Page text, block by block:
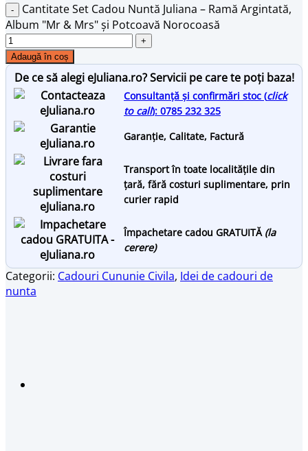
Cantitate Set Cadou Nuntă Juliana – Ramă Argintată,
Album "Mr & Mrs" și Potcoavă Norocoasă
Adaugă în coș
De ce să alegi eJuliana.ro? Servicii pe care te poți baza!
Consultanță și confirmări stoc (click
to call): 0785 232 325
Garanție, Calitate, Factură
Transport în toate localitățile din
țară, fără costuri suplimentare, prin
curier rapid
Împachetare cadou GRATUITĂ (la
cerere)
Categorii: Cadouri Cununie Civila, Idei de cadouri de
nunta